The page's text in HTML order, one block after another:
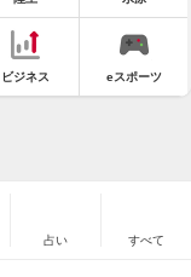
ビジネス eスポーツ
占い すべて